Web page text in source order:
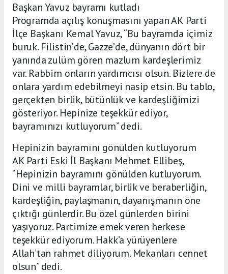
Başkan Yavuz bayramı kutladı
Programda açılış konuşmasını yapan AK Parti
İlçe Başkanı Kemal Yavuz, “Bu bayramda içimiz
buruk. Filistin’de, Gazze’de, dünyanın dört bir
yanında zulüm gören mazlum kardeşlerimiz
var. Rabbim onların yardımcısı olsun. Bizlere de
onlara yardım edebilmeyi nasip etsin. Bu tablo,
gerçekten birlik, bütünlük ve kardeşliğimizi
gösteriyor. Hepinize teşekkür ediyor,
bayramınızı kutluyorum” dedi.
Hepinizin bayramını gönülden kutluyorum
AK Parti Eski İl Başkanı Mehmet Ellibeş,
“Hepinizin bayramını gönülden kutluyorum.
Dini ve milli bayramlar, birlik ve beraberliğin,
kardeşliğin, paylaşmanın, dayanışmanın öne
çıktığı günlerdir. Bu özel günlerden birini
yaşıyoruz. Partimize emek veren herkese
teşekkür ediyorum. Hakk’a yürüyenlere
Allah’tan rahmet diliyorum. Mekanları cennet
olsun” dedi.